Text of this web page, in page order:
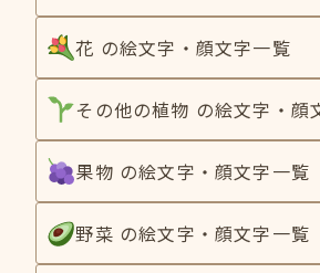
花 の絵文字・顔文字一覧
その他の植物 の絵文字・顔
果物 の絵文字・顔文字一覧
野菜 の絵文字・顔文字一覧